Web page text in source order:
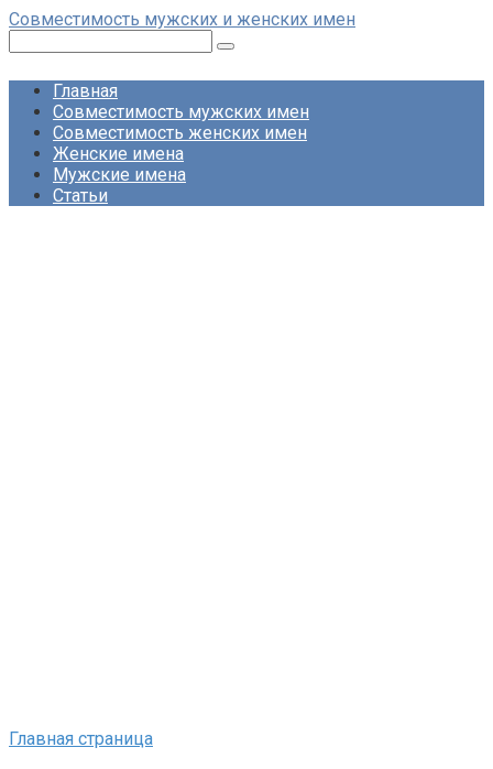
Перейти
контенту
Совместимость мужских и женских имен
Главная
Совместимость мужских имен
Совместимость женских имен
Женские имена
Мужские имена
Статьи
Главная страница